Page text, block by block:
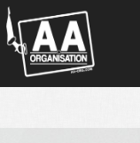
Panneau de gestion des